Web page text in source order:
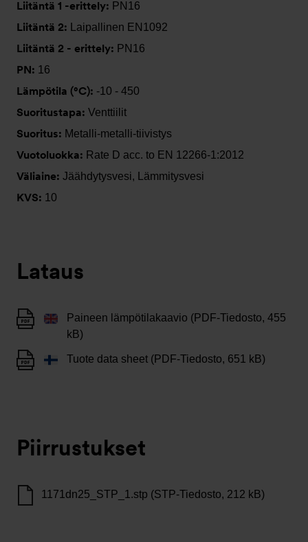
Liitäntä 1 -erittely: PN16
Liitäntä 2: Laipallinen EN1092
Liitäntä 2 - erittely: PN16
PN: 16
Lämpötila (°C): -10 - 450
Suoritustapa: Venttiilit
Suoritus: Metalli-metalli-tiivistys
Vuotoluokka: Rate D acc. to EN 12266-1:2012
Väliaine: Jäähdytysvesi, Lämmitysvesi
KVS: 10
Lataus
Paineen lämpötilakaavio (PDF-Tiedosto, 455
kB)
Tuote data sheet (PDF-Tiedosto, 651 kB)
Piirrustukset
1171dn25_STP_1.stp (STP-Tiedosto, 212 kB)